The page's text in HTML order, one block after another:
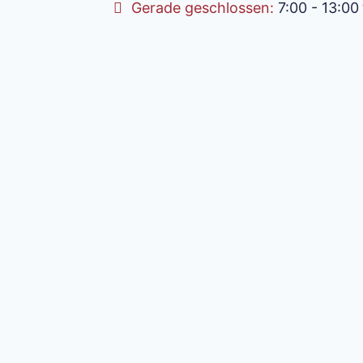
Gerade geschlossen: 7:00 - 13:00